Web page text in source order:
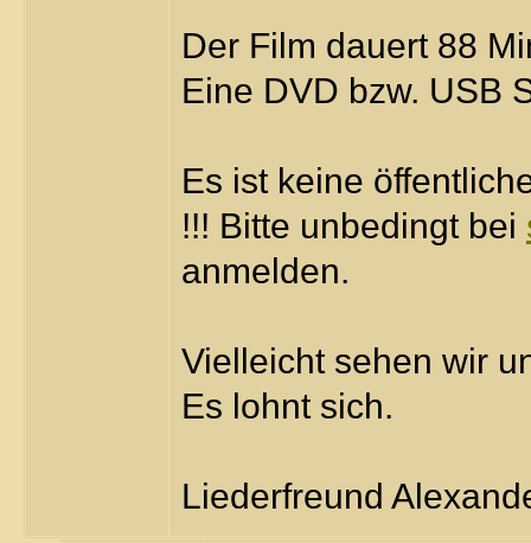
Der Film dauert 88
Eine DVD bzw. USB
Es ist keine
!!! Bitte unbedingt bei
anmelden.
Vielleicht sehen wir
Es lohnt sich.
Liederfreund